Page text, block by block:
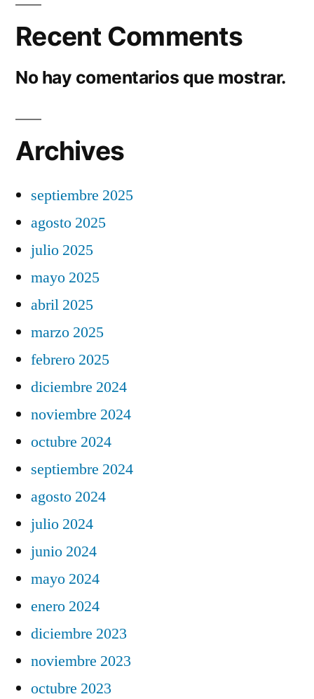
Recent Comments
No hay comentarios que mostrar.
Archives
septiembre 2025
agosto 2025
julio 2025
mayo 2025
abril 2025
marzo 2025
febrero 2025
diciembre 2024
noviembre 2024
octubre 2024
septiembre 2024
agosto 2024
julio 2024
junio 2024
mayo 2024
enero 2024
diciembre 2023
noviembre 2023
octubre 2023